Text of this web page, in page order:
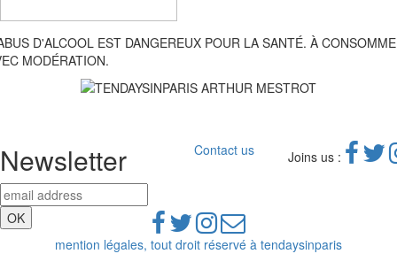
D'ALCOOL EST DANGEREUX POUR LA SANTÉ. À
MODÉRATION.
Newsletter Contact us Joins us :
mention légales, tout droit réservé à tendaysinparis